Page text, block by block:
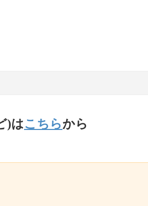
)はこちらから